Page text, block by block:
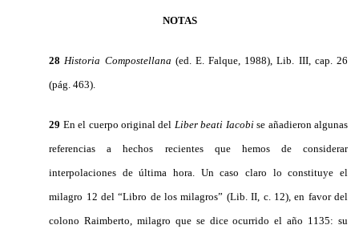
NOTAS
28 Historia Compostellana (ed. E. Falque, 1988), Lib. III, cap. 26
(pág. 463).
29 En el cuerpo original del Liber beati Iacobise añadieron algunas
referencias a hechos recientes que hemos de considerar
interpolaciones de última hora. Un caso claro lo constituye el
milagro 12 del “Libro de los milagros” (Lib. II, c. 12), en favor del
colono Raimberto, milagro que se dice ocurrido el año 1135: su